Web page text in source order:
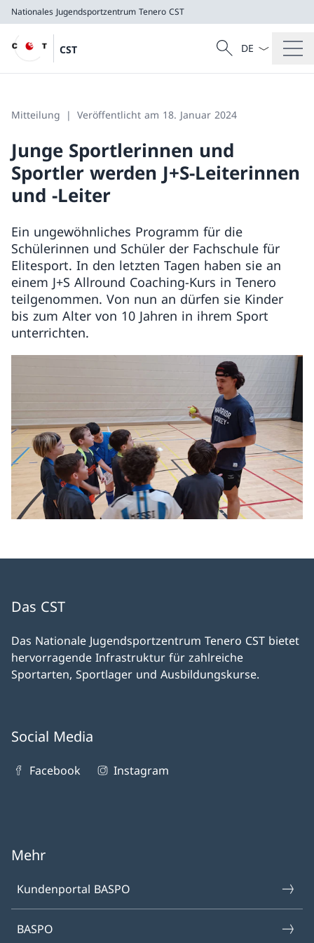
Nationales Jugendsportzentrum Tenero CST
CST
CST
Suche
Suche
Sprach
Mitteilung Veröffentlicht am 18. Januar 2024
Junge Sportlerinnen und
Sportler werden J+S-Leiterinnen
und -Leiter
Ein ungewöhnliches Programm für die
Schülerinnen und Schüler der Fachschule für
Elitesport. In den letzten Tagen haben sie an
einem J+S Allround Coaching-Kurs in Tenero
teilgenommen. Von nun an dürfen sie Kinder
bis zum Alter von 10 Jahren in ihrem Sport
unterrichten.
Das CST
Das Nationale Jugendsportzentrum Tenero CST bietet
hervorragende Infrastruktur für zahlreiche
Sportarten, Sportlager und Ausbildungskurse.
Social Media
Facebook Instagram
Mehr
Kundenportal BASPO
BASPO